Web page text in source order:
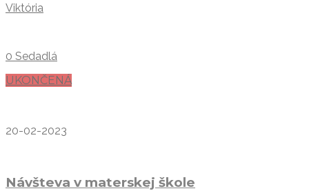
Viktória
0 Sedadlá
UKONČENÁ
20-02-2023
Návšteva v materskej škole